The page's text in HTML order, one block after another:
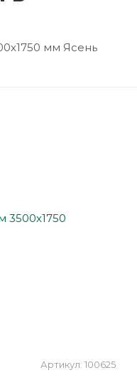
мм Ясень
Артикул: 100625